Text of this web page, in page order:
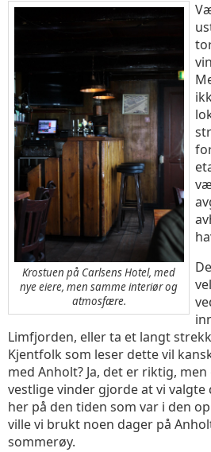
Krostuen på Carlsens Hotel, med
nye eiere, men samme interiør og
atmosfære.
Limfjorden, eller ta et langt
Kjentfolk som leser dette vil
med Anholt? Ja, det er riktig,
vestlige vinder gjorde at vi
her på den tiden som var i den
ville vi brukt noen dager på
sommerøy.